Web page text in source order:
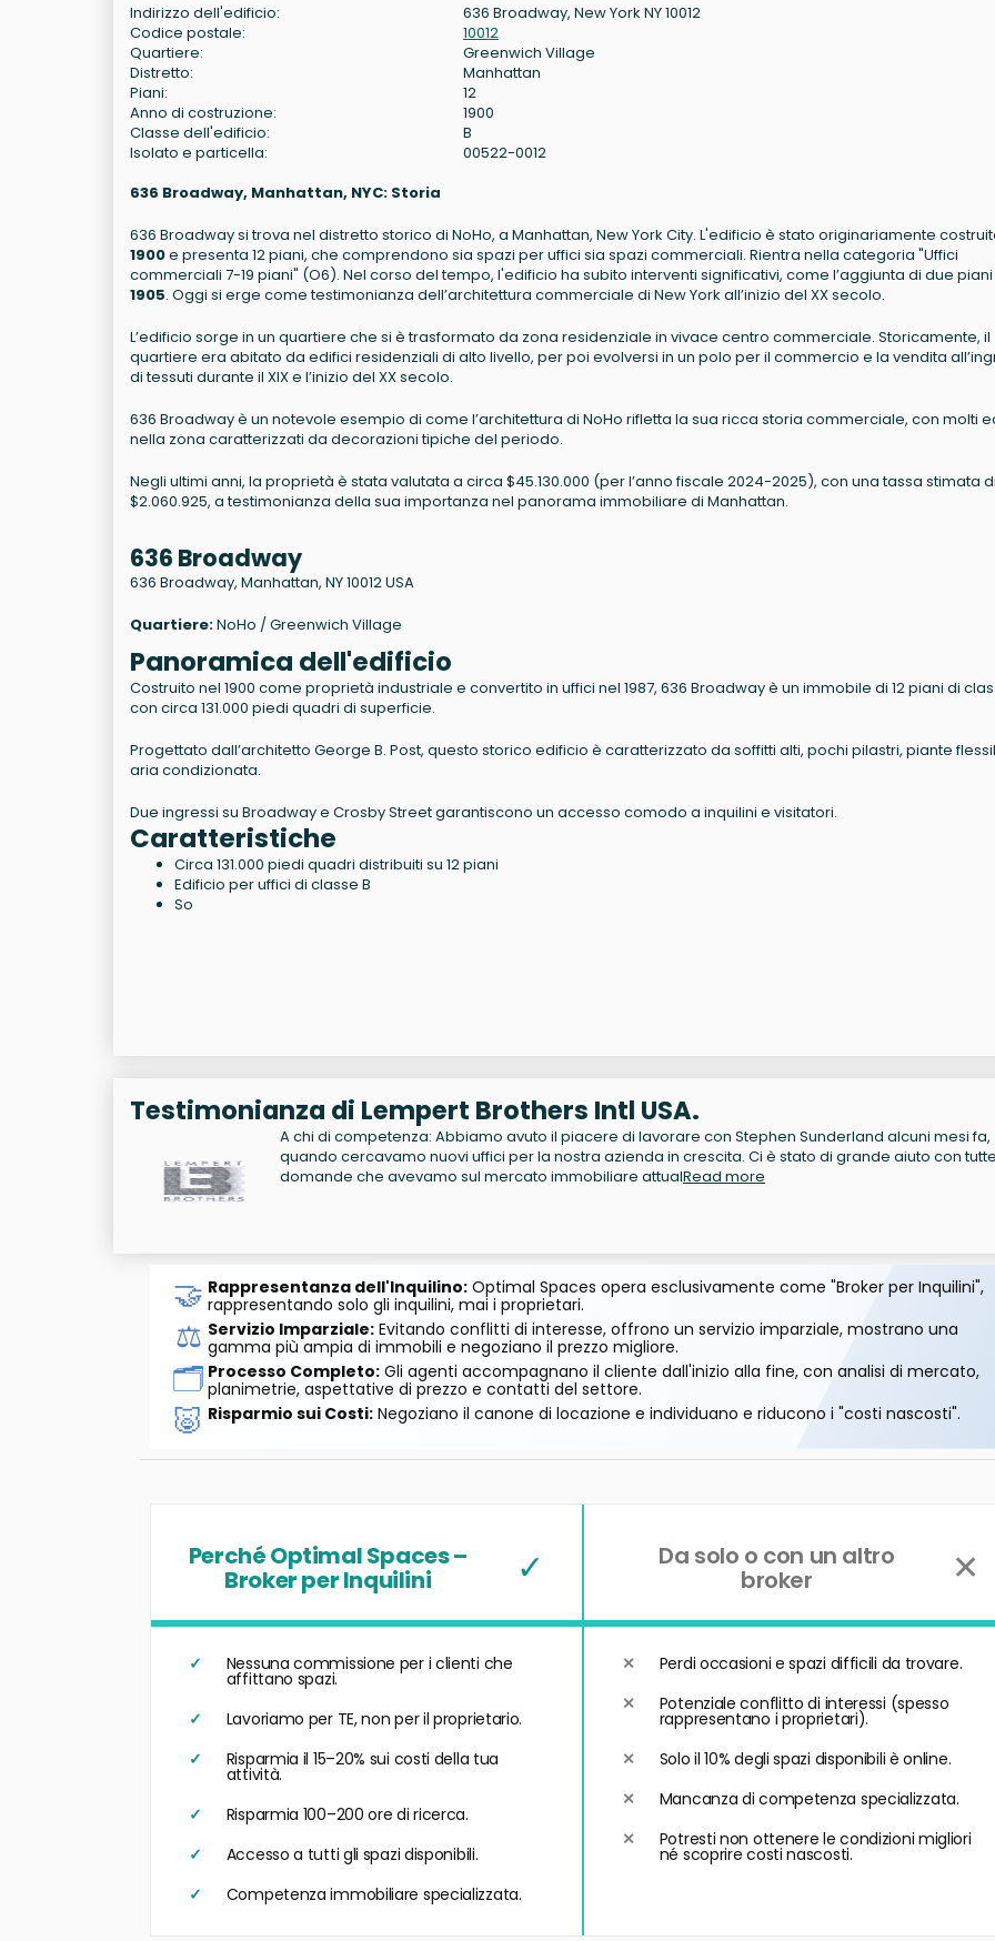
Indirizzo dell'edificio:
636 Broadway, New York NY 10012
Codice postale:
10012
Quartiere:
Greenwich Village
Distretto:
Manhattan
Piani:
12
Anno di costruzione:
1900
Classe dell'edificio:
B
Isolato e particella:
00522-0012
636 Broadway, Manhattan, NYC: Storia
636 Broadway si trova nel distretto storico di NoHo, a Manhattan, New York City. L'edificio è stato originariamente
1900e presenta 12 piani, che comprendono sia spazi per uffici sia spazi commerciali. Rientra nella categoria "Uffici
commerciali 7-19 piani" (O6). Nel corso del tempo, l'edificio ha subito interventi significativi, come l’aggiunta di due
1905. Oggi si erge come testimonianza dell’architettura commerciale di New York all’inizio del XX secolo.
L’edificio sorge in un quartiere che si è trasformato da zona residenziale in vivace centro commerciale. Storicamente, il
quartiere era abitato da edifici residenziali di alto livello, per poi evolversi in un polo per il commercio e la vendita
di tessuti durante il XIX e l’inizio del XX secolo.
636 Broadway è un notevole esempio di come l’architettura di NoHo rifletta la sua ricca storia commerciale, con molti
nella zona caratterizzati da decorazioni tipiche del periodo.
Negli ultimi anni, la proprietà è stata valutata a circa $45.130.000 (per l’anno fiscale 2024-2025), con una tassa stimata
$2.060.925, a testimonianza della sua importanza nel panorama immobiliare di Manhattan.
636 Broadway
636 Broadway, Manhattan, NY10012USA
Quartiere:NoHo / Greenwich Village
Panoramica dell'edificio
Costruito nel 1900 come proprietà industriale e convertito in uffici nel 1987, 636 Broadway è un immobile di 12 piani di
con circa 131.000 piedi quadri di superficie.
Progettato dall’architetto George B. Post, questo storico edificio è caratterizzato da soffitti alti, pochi pilastri, piante
aria condizionata.
Due ingressi su Broadway e Crosby Street garantiscono un accesso comodo a inquilini e visitatori.
Caratteristiche
Circa 131.000 piedi quadri distribuiti su 12 piani
Edificio per uffici di classe B
So
Testimonianza di Lempert Brothers Intl USA.
A chi di competenza: Abbiamo avuto il piacere di lavorare con Stephen Sunderland alcuni mesi fa,
quando cercavamo nuovi uffici per la nostra azienda in crescita. Ci è stato di grande aiuto con
domande che avevamo sul mercato immobiliare attualRead more
🤝 Rappresentanza dell'Inquilino:Optimal Spaces opera esclusivamente come "Broker per Inquilini",
rappresentando solo gli inquilini, mai i proprietari.
⚖️ Servizio Imparziale:Evitando conflitti di interesse, offrono un servizio imparziale, mostrano una
gamma più ampia di immobili e negoziano il prezzo migliore.
🗂️ Processo Completo:Gli agenti accompagnano il cliente dall'inizio alla fine, con analisi di mercato,
planimetrie, aspettative di prezzo e contatti del settore.
🐷 Risparmio sui Costi:Negoziano il canone di locazione e individuano e riducono i "costi nascosti".
Perché Optimal Spaces –
Broker per Inquilini ✓
Nessuna commissione per i clienti che
affittano spazi.
Lavoriamo per TE, non per il proprietario.
Risparmia il 15–20% sui costi della tua
attività.
Risparmia 100–200 ore di ricerca.
Accesso a tutti gli spazi disponibili.
Competenza immobiliare specializzata.
Da solo o con un altro
broker ✕
Perdi occasioni e spazi difficili da trovare.
Potenziale conflitto di interessi (spesso
rappresentano i proprietari).
Solo il 10% degli spazi disponibili è online.
Mancanza di competenza specializzata.
Potresti non ottenere le condizioni migliori
né scoprire costi nascosti.